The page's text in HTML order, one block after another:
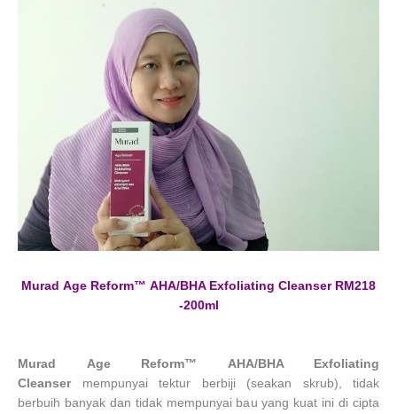
Murad Age Reform™ AHA/BHA Exfoliating Cleanser RM218
-200ml
Murad Age Reform™ AHA/BHA Exfoliating
Cleansermempunyai tektur berbiji (seakan skrub), tidak
berbuih banyak dan tidak mempunyai bau yang kuat ini di cipta